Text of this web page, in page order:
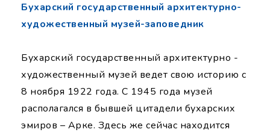
Бухарский государственный архитектурно-
художественный музей-заповедник
Бухарский государственный архитектурно -
художественный музей ведет свою историю с
8 ноября 1922 года. С 1945 года музей
располагался в бывшей цитадели бухарских
эмиров – Арке. Здесь же сейчас находится